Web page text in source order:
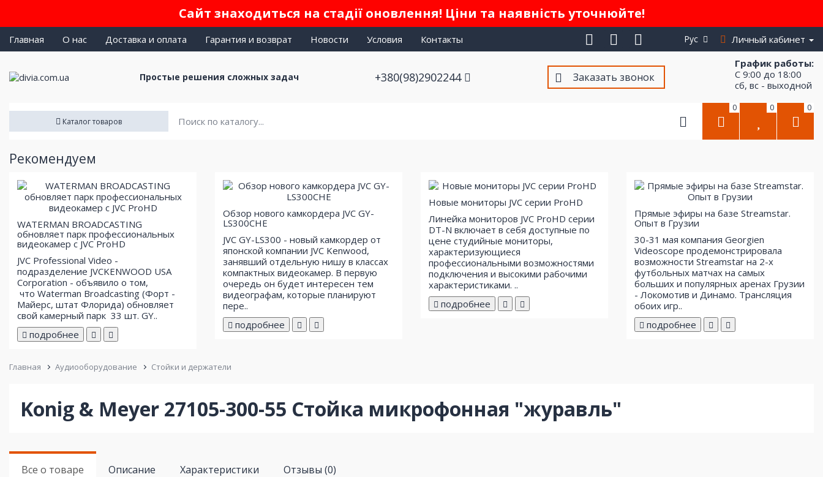
Сайт знаходиться на стадії оновлення! Ціни та наявність уточнюйте!
Главная О нас Доставка и оплата Гарантия и возврат Новости Условия Контакты Личный кабинет
Простые решения сложных задач +380(98)2902244 Заказать звонок
График работы:
С 9:00 до 18:00
сб, вс - выходной
Каталог товаров
0 0 0
Рекомендуем
WATERMAN BROADCASTING
обновляет парк профессиональных
видеокамер с JVC ProHD
JVC Professional Video -
подразделение JVCKENWOOD USA
Corporation - объявило о том,
что Waterman Broadcasting (Форт -
Майерс, штат Флорида) обновляет
свой ​​камерный парк 33 шт. GY..
подробнее
Обзор нового камкордера JVC GY-
LS300CHE
JVC GY-LS300 - новый камкордер от
японской компании JVC Kenwood,
занявший отдельную нишу в классах
компактных видеокамер. В первую
очередь он будет интересен тем
видеографам, которые планируют
пере..
подробнее
Новые мониторы JVC серии ProHD
Линейка мониторов JVC ProHD серии
DT-N включает в себя доступные по
цене студийные мониторы,
характеризующиеся
профессиональными возможностями
подключения и высокими рабочими
характеристиками. ..
подробнее
Прямые эфиры на базе Streamstar.
Опыт в Грузии
30-31 мая компания Georgien
Videoscope продемонстрировала
возможности Streamstar на 2-х
футбольных матчах на самых
больших и популярных аренах Грузии
- Локомотив и Динамо. Трансляция
обоих игр..
подробнее
Главная Аудиооборудование Стойки и держатели
Konig & Meyer 27105-300-55 Стойка микрофонная "журавль"
Все о товаре Описание Характеристики Отзывы (0)